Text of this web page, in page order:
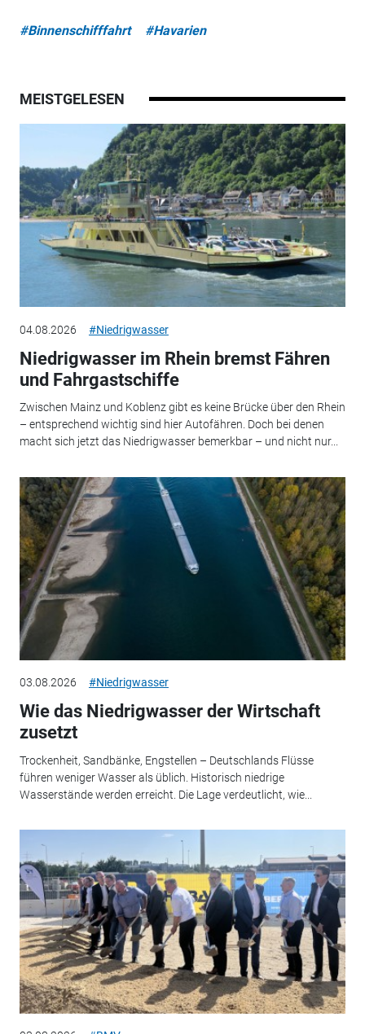
#Binnenschifffahrt #Havarien
MEISTGELESEN
04.08.2026 #Niedrigwasser
Niedrigwasser im Rhein bremst Fähren
und Fahrgastschiffe
Zwischen Mainz und Koblenz gibt es keine Brücke über den Rhein
– entsprechend wichtig sind hier Autofähren. Doch bei denen
macht sich jetzt das Niedrigwasser bemerkbar – und nicht nur...
03.08.2026 #Niedrigwasser
Wie das Niedrigwasser der Wirtschaft
zusetzt
Trockenheit, Sandbänke, Engstellen – Deutschlands Flüsse
führen weniger Wasser als üblich. Historisch niedrige
Wasserstände werden erreicht. Die Lage verdeutlicht, wie...